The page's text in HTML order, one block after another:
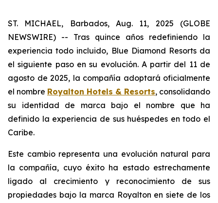
ST. MICHAEL, Barbados, Aug. 11, 2025 (GLOBE
NEWSWIRE) -- Tras quince años redefiniendo la
experiencia todo incluido, Blue Diamond Resorts da
el siguiente paso en su evolución. A partir del 11 de
agosto de 2025, la compañía adoptará oficialmente
el nombre Royalton Hotels & Resorts, consolidando
su identidad de marca bajo el nombre que ha
definido la experiencia de sus huéspedes en todo el
Caribe.
Este cambio representa una evolución natural para
la compañía, cuyo éxito ha estado estrechamente
ligado al crecimiento y reconocimiento de sus
propiedades bajo la marca Royalton en siete de los